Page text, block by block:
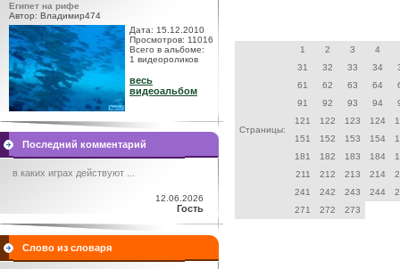
Египет на рифе
Автор: Владимир474
Дата: 15.12.2010
Просмотров: 11016
Всего в альбоме:
1 видеороликов
весь
видеоальбом
Последний комментарий
в каких играх действуют ...
12.06.2026
Гость
Слово из словаря
Страницы:
1 2 3
4
31
32 33 34
61
62 63 64
91
92 93 94
121
122 123 124
151
152 153 154
181
182 183 184
211
212 213 214
241
242 243 244
271
272 273